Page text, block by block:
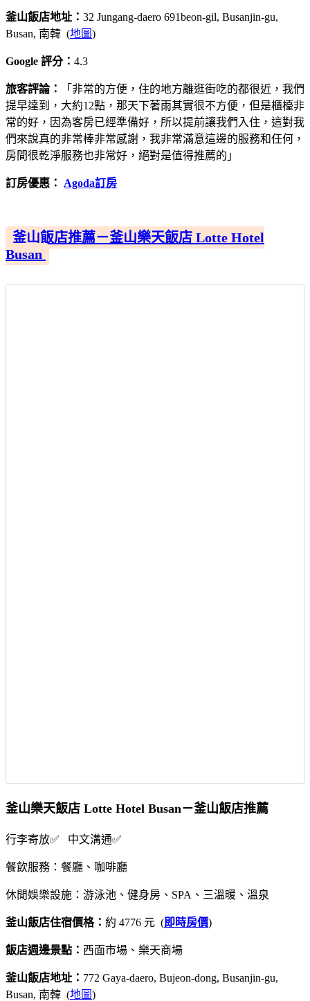
釜山飯店地址： 32 Jungang-daero 691beon-gil, Busanjin-gu,
Busan, 南韓 (地圖)
Google 評分： 4.3
旅客評論：
「非常的方便，住的地方離逛街吃的都很近，我們
提早達到，大約12點，那天下著雨其實很不方便，但是櫃檯非
常的好，因為客房已經準備好，所以提前讓我們入住，這對我
們來說真的非常棒非常感謝，我非常滿意這邊的服務和任何，
房間很乾淨服務也非常好，絕對是值得推薦的」
訂房優惠： Agoda訂房
釜山飯店推薦－釜山樂天飯店 Lotte Hotel
Busan
釜山樂天飯店 Lotte Hotel Busan－釜山飯店推薦
行李寄放✅ 中文溝通✅
餐飲服務：餐廳、咖啡廳
休閒娛樂設施：游泳池、健身房、SPA、三溫暖、溫泉
釜山飯店住宿價格： 約 4776 元 (即時房價)
飯店週邊景點： 西面市場、樂天商場
釜山飯店地址： 772 Gaya-daero, Bujeon-dong, Busanjin-gu,
Busan, 南韓 (地圖)